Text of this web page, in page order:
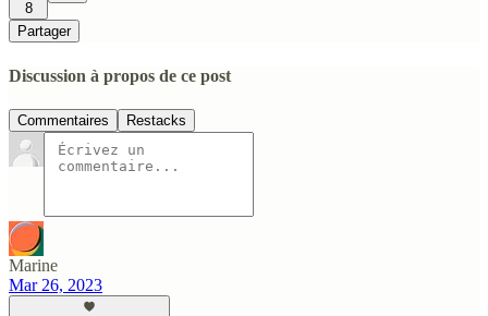
8
Partager
Discussion à propos de ce post
Commentaires Restacks
Marine
Mar 26, 2023